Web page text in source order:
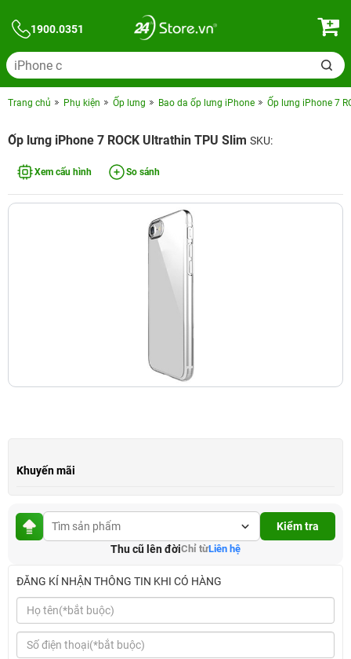
1900.0351
Trang chủ Phụ kiện Ốp lưng Bao da ốp lưng iPhone Ốp lưng iPhone 7
Ốp lưng iPhone 7 ROCK Ultrathin TPU Slim SKU:
Xem cấu hình So sánh
Khuyến mãi
Kiểm tra
Thu cũ lên đờiChỉ từLiên hệ
ĐĂNG KÍ NHẬN THÔNG TIN KHI CÓ HÀNG